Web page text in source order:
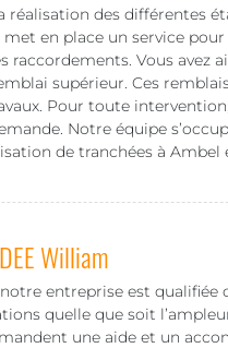
réalisation des différentes
en place un service
raccordements. Vous avez
supérieur. Ces
Pour toute intervention,
Notre équipe
de tranchées à Ambel
William
entreprise est qualifiée
quelle que soit
une aide et un